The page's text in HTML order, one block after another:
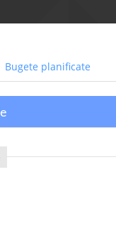
Bugete planificate